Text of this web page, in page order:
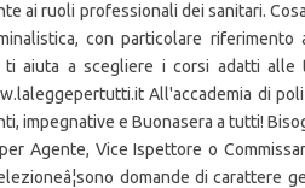
ai ruoli professionali dei sanitari.
con particolare riferimento
aiuta a scegliere i corsi adatti alle
All'accademia di
impegnative e Buonasera a tutti!
Agente, Vice Ispettore o
domande di carattere